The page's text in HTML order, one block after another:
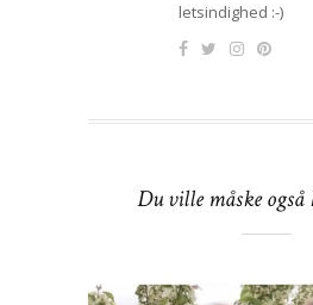
letsindighed :-)
Du ville måske også